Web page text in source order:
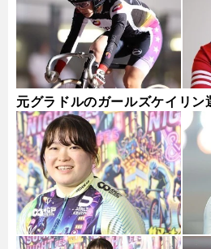
元グラドルのガールズケイリ